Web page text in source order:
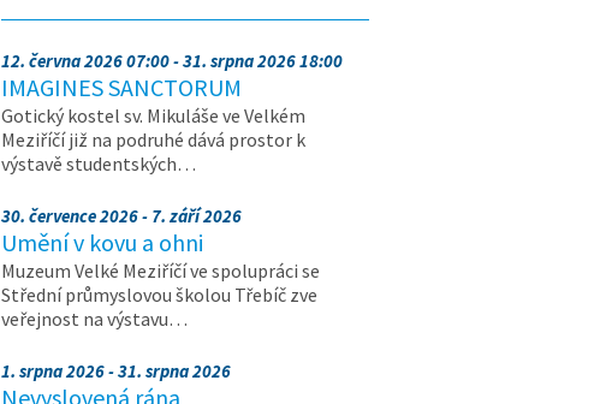
12. června 2026 07:00 - 31. srpna 2026 18:00
IMAGINES SANCTORUM
Gotický kostel sv. Mikuláše ve Velkém
Meziříčí již na podruhé dává prostor k
výstavě studentských…
30. července 2026 - 7. září 2026
Umění v kovu a ohni
Muzeum Velké Meziříčí ve spolupráci se
Střední průmyslovou školou Třebíč zve
veřejnost na výstavu…
1. srpna 2026 - 31. srpna 2026
Nevyslovená rána